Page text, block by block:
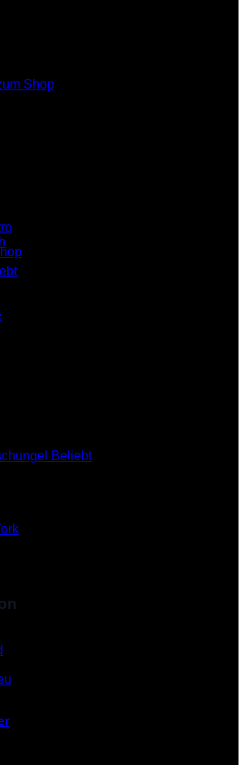
sich keine Produkte im Warenkorb.
Shop
keine Produkte im Warenkorb.